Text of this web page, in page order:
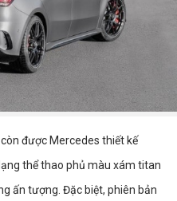
được Mercedes thiết kế
thể thao phủ màu xám titan
ấn tượng. Đặc biệt, phiên bản